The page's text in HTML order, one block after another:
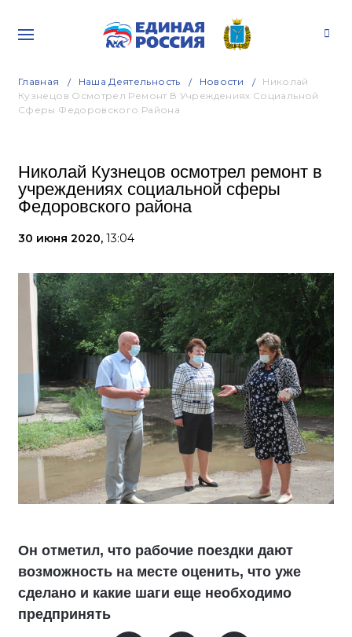
Главная Наша Деятельность Новости
Николай
Кузнецов Осмотрел Ремонт В Учреждениях Социальной
Сферы Федоровского Района
Николай Кузнецов осмотрел ремонт в
учреждениях социальной сферы
Федоровского района
30 июня 2020, 13:04
Он отметил, что рабочие поездки дают
возможность на месте оценить, что уже
сделано и какие шаги еще необходимо
предпринять